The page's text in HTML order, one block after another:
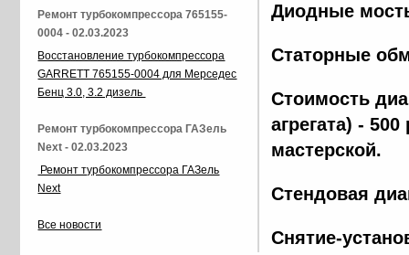
Диодные
Статорные
Стоимость
агрегата) -
мастерской.
Стендовая
Снятие-
Ремонт турбокомпрессора 765155-
0004 - 02.03.2023
Восстановление турбокомпрессора
GARRETT 765155-0004 для Мерседес
Бенц 3.0, 3.2 дизель
Ремонт турбокомпрессора ГАЗель
Next - 02.03.2023
Ремонт турбокомпрессора ГАЗель
Next
Все новости